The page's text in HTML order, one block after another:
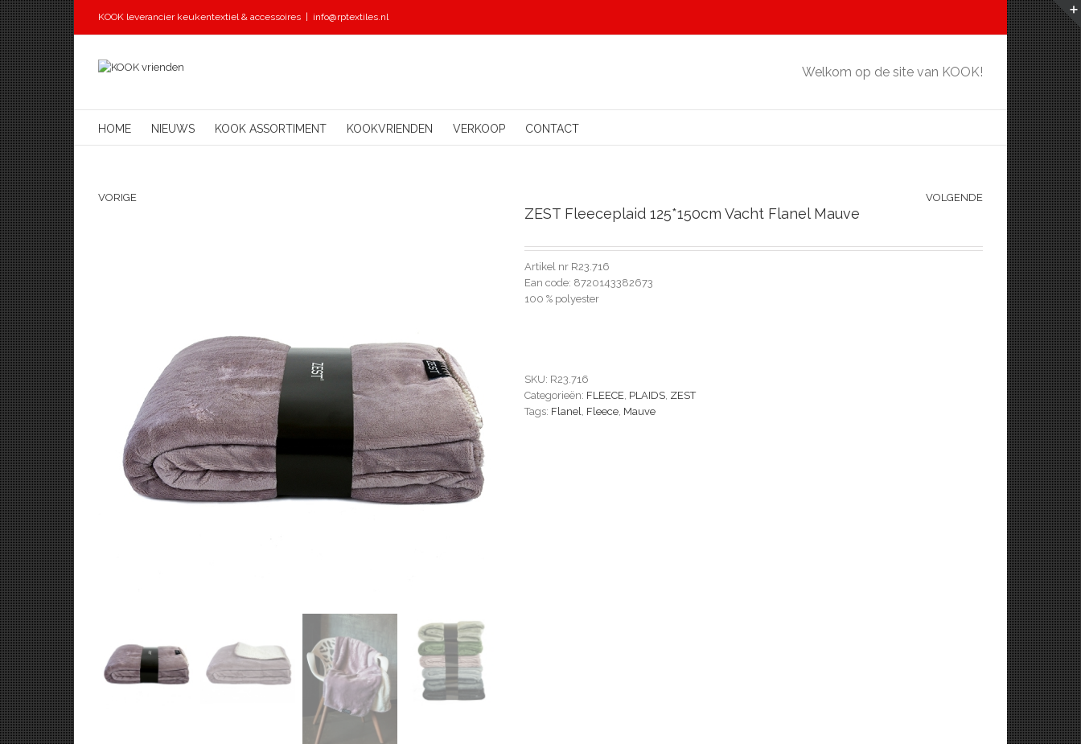
KOOK leverancier keukentextiel & accessoires info@rptextiles.nl
Welkom op de site van KOOK!
HOME NIEUWS KOOK ASSORTIMENT KOOKVRIENDEN VERKOOP CONTACT
VORIGE VOLGENDE
ZEST Fleeceplaid 125*150cm Vacht Flanel Mauve
Artikel nr R23.716
Ean code: 8720143382673
100 % polyester
SKU: R23.716
Categorieën: FLEECE, PLAIDS, ZEST
Tags: Flanel, Fleece, Mauve